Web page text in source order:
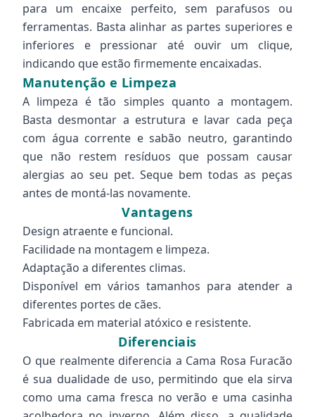
para um encaixe perfeito, sem parafusos ou
ferramentas. Basta alinhar as partes superiores e
inferiores e pressionar até ouvir um clique,
indicando que estão firmemente encaixadas.
Manutenção e Limpeza
A limpeza é tão simples quanto a montagem.
Basta desmontar a estrutura e lavar cada peça
com água corrente e sabão neutro, garantindo
que não restem resíduos que possam causar
alergias ao seu pet. Seque bem todas as peças
antes de montá-las novamente.
Vantagens
Design atraente e funcional.
Facilidade na montagem e limpeza.
Adaptação a diferentes climas.
Disponível em vários tamanhos para atender a
diferentes portes de cães.
Fabricada em material atóxico e resistente.
Diferenciais
O que realmente diferencia a Cama Rosa Furacão
é sua dualidade de uso, permitindo que ela sirva
como uma cama fresca no verão e uma casinha